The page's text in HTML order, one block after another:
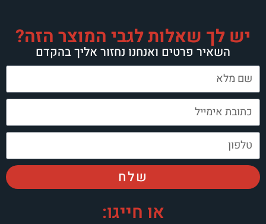
לגבי המוצר הזה?
ואנחנו נחזור אליך בהקדם